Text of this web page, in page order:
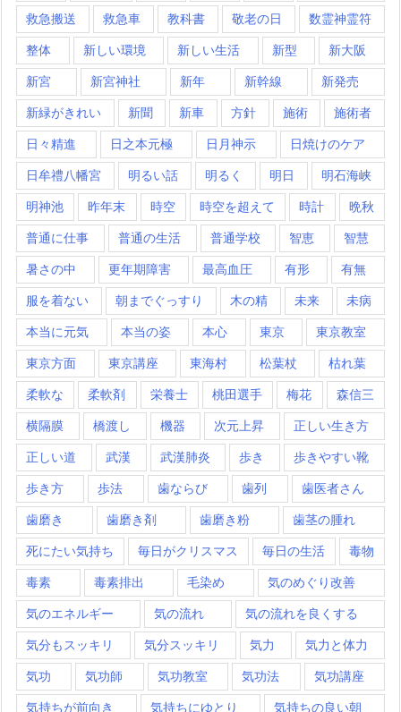
救急搬送 救急車 教科書 敬老の日 数霊神霊符
整体 新しい環境 新しい生活 新型 新大阪
新宮 新宮神社 新年 新幹線 新発売
新緑がきれい 新聞 新車 方針 施術 施術者
日々精進 日之本元極 日月神示 日焼けのケア
日牟禮八幡宮 明るい話 明るく 明日 明石海峡
明神池 昨年末 時空 時空を超えて 時計 晩秋
普通に仕事 普通の生活 普通学校 智恵 智慧
暑さの中 更年期障害 最高血圧 有形 有無
服を着ない 朝までぐっすり 木の精 未来 未病
本当に元気 本当の姿 本心 東京 東京教室
東京方面 東京講座 東海村 松葉杖 枯れ葉
柔軟な 柔軟剤 栄養士 桃田選手 梅花 森信三
横隔膜 橋渡し 機器 次元上昇 正しい生き方
正しい道 武漢 武漢肺炎 歩き 歩きやすい靴
歩き方 歩法 歯ならび 歯列 歯医者さん
歯磨き 歯磨き剤 歯磨き粉 歯茎の腫れ
死にたい気持ち 毎日がクリスマス 毎日の生活 毒物
毒素 毒素排出 毛染め 気のめぐり改善
気のエネルギー 気の流れ 気の流れを良くする
気分もスッキリ 気分スッキリ 気力 気力と体力
気功 気功師 気功教室 気功法 気功講座
気持ちが前向き 気持ちにゆとり 気持ちの良い朝